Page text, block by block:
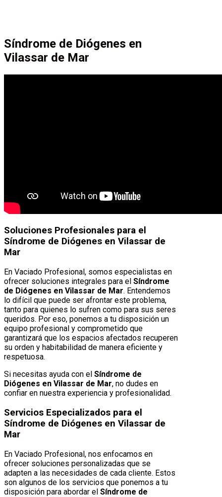
Síndrome de Diógenes en
Vilassar de Mar
Soluciones Profesionales para el
Síndrome de Diógenes en Vilassar de
Mar
En Vaciado Profesional, somos especialistas en
ofrecer soluciones integrales para el Síndrome
de Diógenes en Vilassar de Mar. Entendemos
lo difícil que puede ser afrontar este problema,
tanto para quienes lo sufren como para sus seres
queridos. Por eso, ponemos a tu disposición un
equipo profesional y comprometido que
garantizará que los espacios afectados recuperen
su orden y habitabilidad de manera eficiente y
respetuosa.
Si necesitas ayuda con el Síndrome de
Diógenes en Vilassar de Mar, no dudes en
confiar en nuestra experiencia y profesionalidad.
Servicios Especializados para el
Síndrome de Diógenes en Vilassar de
Mar
En Vaciado Profesional, nos enfocamos en
ofrecer soluciones personalizadas que se
adapten a las necesidades de cada cliente. Estos
son algunos de los servicios que ponemos a tu
disposición para abordar el Síndrome de